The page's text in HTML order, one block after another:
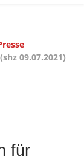
09.07.2021)
für